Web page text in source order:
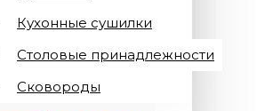
Кухонные сушилки
Столовые принадлежности
Сковороды